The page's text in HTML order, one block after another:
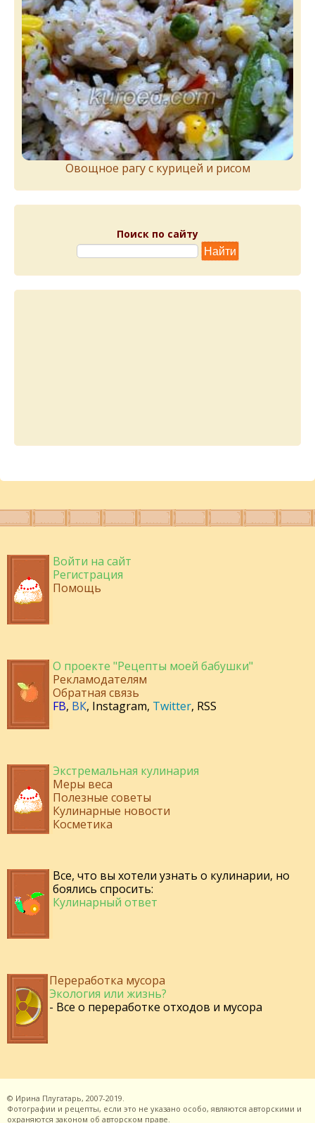
Овощное рагу с курицей и рисом
Поиск по сайту
Войти на сайт
Регистрация
Помощь
О проекте "Рецепты моей бабушки"
Рекламодателям
Обратная связь
FB, ВК, Instagram, Twitter, RSS
Экстремальная кулинария
Меры веса
Полезные советы
Кулинарные новости
Косметика
Все, что вы хотели узнать о кулинарии, но
боялись спросить:
Кулинарный ответ
Переработка мусора
Экология или жизнь?
- Все о переработке отходов и мусора
© Ирина Плугатарь, 2007-2019.
Фотографии и рецепты, если это не указано особо, являются авторскими и
охраняются законом об авторском праве.